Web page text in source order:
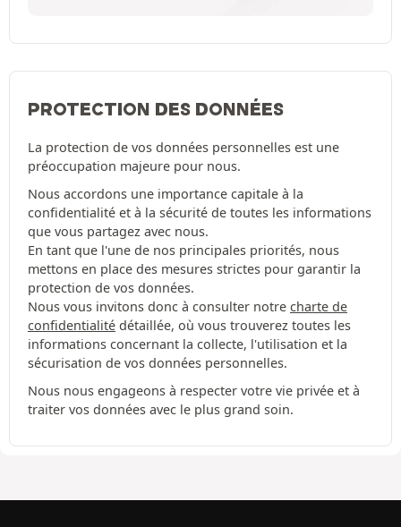
PROTECTION DES DONNÉES
La protection de vos données personnelles est une
préoccupation majeure pour nous.
Nous accordons une importance capitale à la
confidentialité et à la sécurité de toutes les informations
que vous partagez avec nous.
En tant que l'une de nos principales priorités, nous
mettons en place des mesures strictes pour garantir la
protection de vos données.
Nous vous invitons donc à consulter notre charte de
confidentialité détaillée, où vous trouverez toutes les
informations concernant la collecte, l'utilisation et la
sécurisation de vos données personnelles.
Nous nous engageons à respecter votre vie privée et à
traiter vos données avec le plus grand soin.